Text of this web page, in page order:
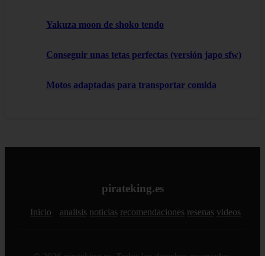
Yakuza moon de shoko tendo
Conseguir unas tetas perfectas (versión japo sfw)
Motos adaptadas para transportar comida
pirateking.es
Inicio analisis noticias recomendaciones resenas videos